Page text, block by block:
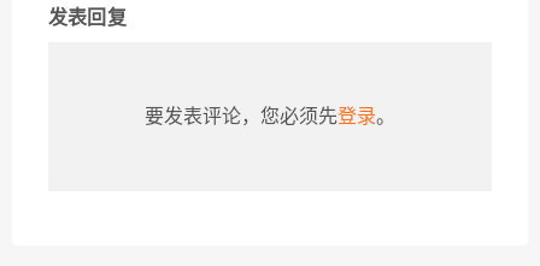
发表回复
要发表评论，您必须先登录。